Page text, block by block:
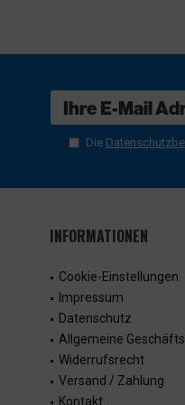
Die
INFORMATIONEN
Cookie-Einstellungen
Impressum
Datenschutz
Allgemeine
Widerrufsrecht
Versand / Zahlung
Kontakt